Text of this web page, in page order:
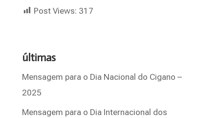
Post Views: 317
últimas
Mensagem para o Dia Nacional do Cigano –
2025
Mensagem para o Dia Internacional dos